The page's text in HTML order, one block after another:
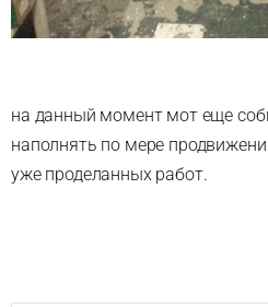
на данный момент мот еще
наполнять по мере
уже проделанных работ.